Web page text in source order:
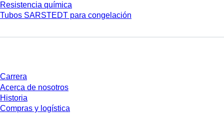
Resistencia química
Tubos SARSTEDT para congelación
Carrera
Acerca de nosotros
Historia
Compras y logística